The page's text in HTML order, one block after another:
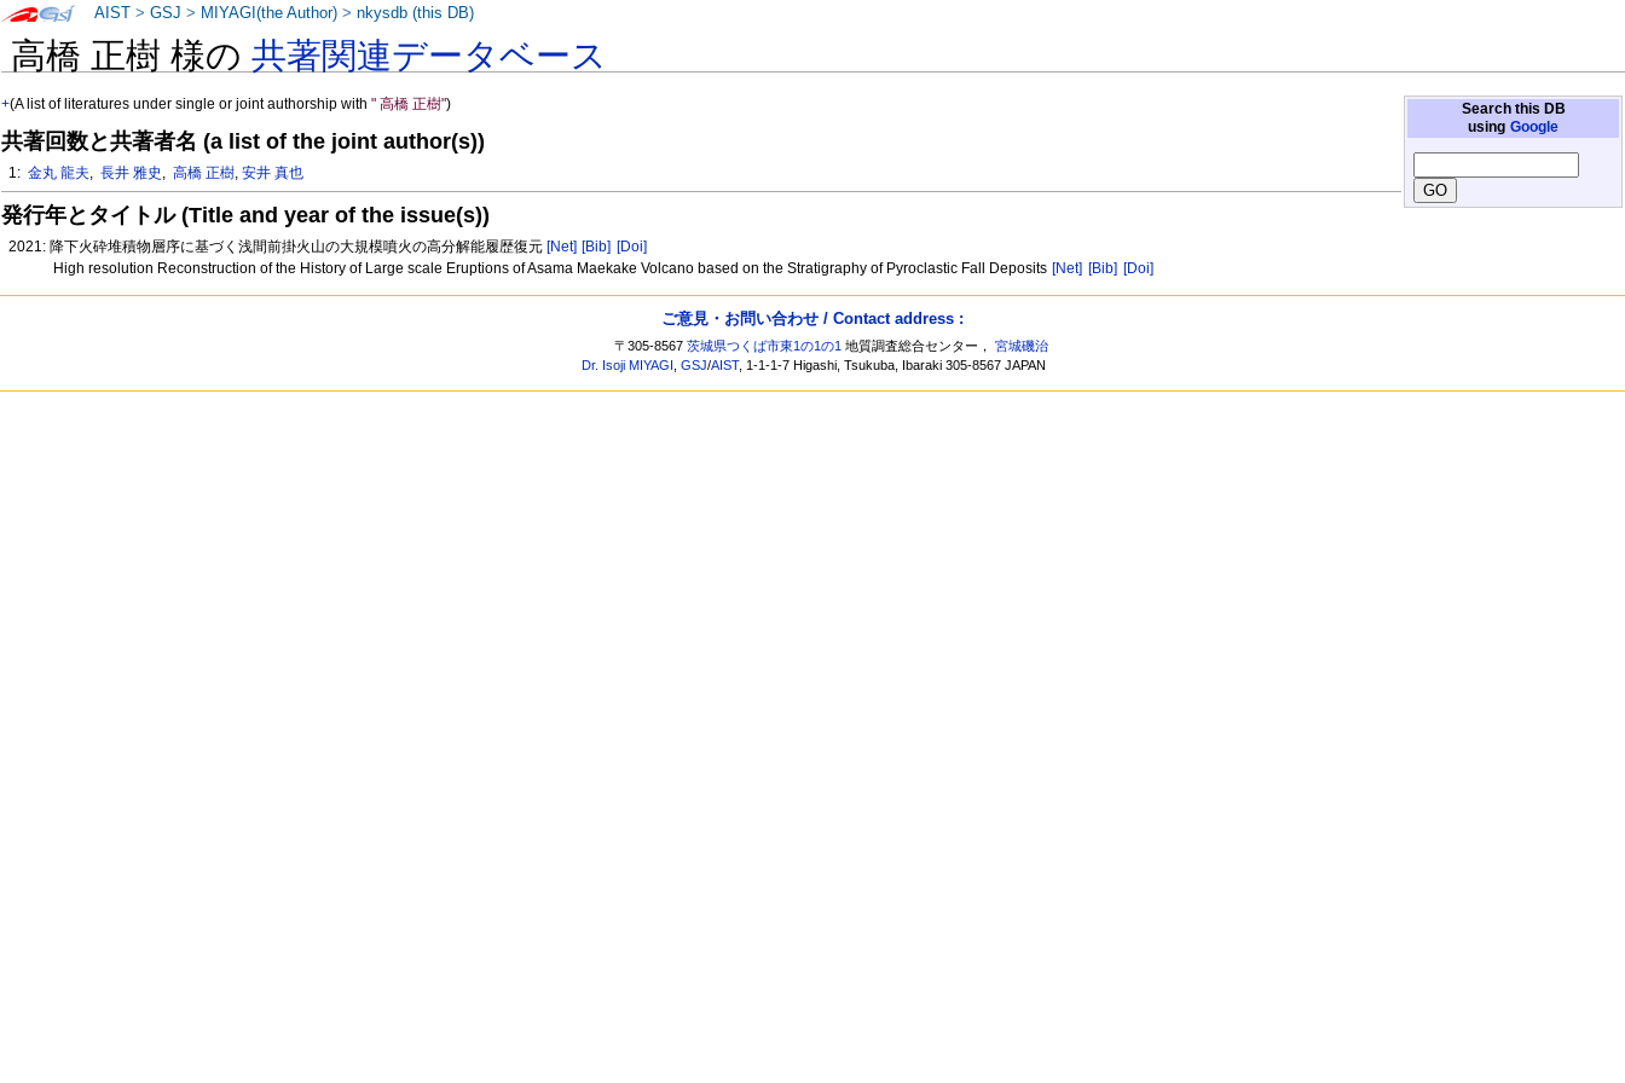
高橋 正樹 様の共著関連データベース
Search this DB
using Google
+(A list of literatures under single or joint authorship with" 高橋 正樹")
共著回数と共著者名 (a list of the joint author(s))
1: 金丸 龍夫, 長井 雅史 , 高橋 正樹,安井 真也
発行年とタイトル (Title and year of the issue(s))
2021: 降下火砕堆積物層序に基づく浅間前掛火山の大規模噴火の高分解能履歴復元 [Net] [Bib] [Doi]
High resolution Reconstruction of the History of Large scale Eruptions of Asama Maekake Volcano based on the Stratigraphy of Pyroclastic Fall Deposits [Net] [Bib] [Doi]
AIST >GSJ > MIYAGI(the Author) >nkysdb (this DB)
ご意見・お問い合わせ / Contact address :
〒305-8567茨城県つくば市東1の1の1 地質調査総合センター，宮城磯治
Dr. Isoji MIYAGI ,GSJ/AIST, 1-1-1-7 Higashi, Tsukuba, Ibaraki 305-8567 JAPAN